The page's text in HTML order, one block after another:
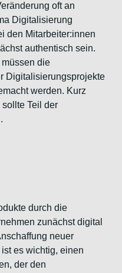
oft an
Digitalisierung
den Mitarbeiter:innen
authentisch sein.
die
Digitalisierungsprojekte
werden. Kurz
Teil der
durch die
zunächst digital
neuer
es wichtig, einen
der den